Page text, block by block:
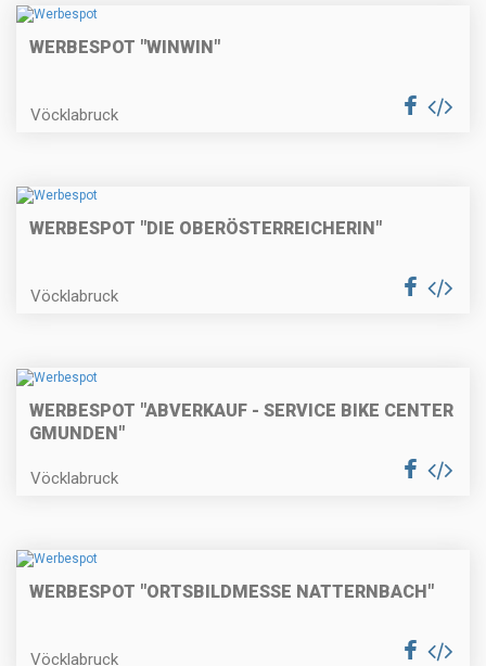
WERBESPOT "WINWIN"
Vöcklabruck
WERBESPOT "DIE OBERÖSTERREICHERIN"
Vöcklabruck
WERBESPOT "ABVERKAUF - SERVICE BIKE CENTER
GMUNDEN"
Vöcklabruck
WERBESPOT "ORTSBILDMESSE NATTERNBACH"
Vöcklabruck